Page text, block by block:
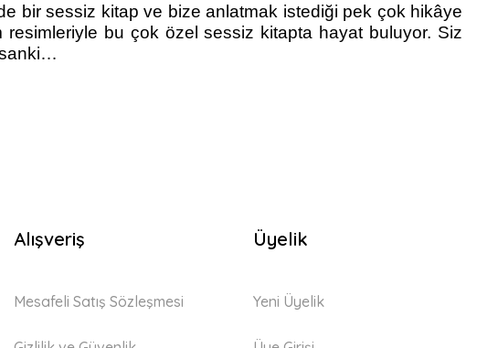
bir sessiz kitap ve bize anlatmak istediği pek çok hikâye
resimleriyle bu çok özel sessiz kitapta hayat buluyor. Siz
sanki…
Alışveriş
Mesafeli Satış Sözleşmesi
Üyelik
Yeni Üyelik